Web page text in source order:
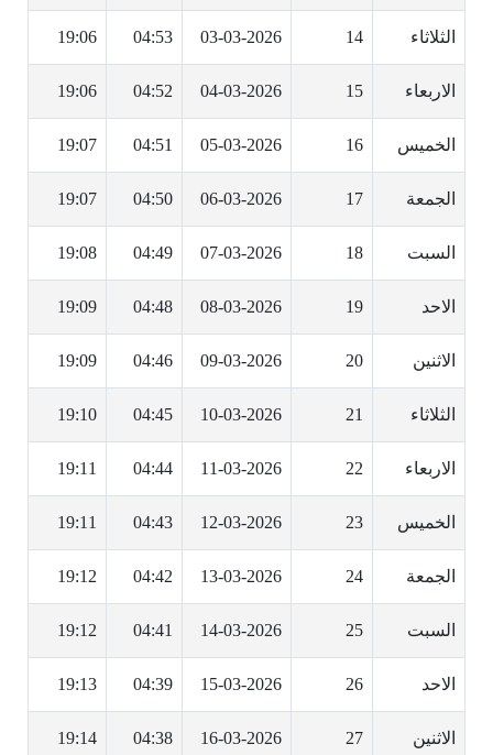
الثلاثاء 14
03-03-2026
04:53
19:06
الاربعاء 15
04-03-2026
04:52
19:06
الخميس 16
05-03-2026
04:51
19:07
الجمعة 17
06-03-2026
04:50
19:07
السبت 18
07-03-2026
04:49
19:08
الاحد 19
08-03-2026
04:48
19:09
الاثنين 20
09-03-2026
04:46
19:09
الثلاثاء 21
10-03-2026
04:45
19:10
الاربعاء 22
11-03-2026
04:44
19:11
الخميس 23
12-03-2026
04:43
19:11
الجمعة 24
13-03-2026
04:42
19:12
السبت 25
14-03-2026
04:41
19:12
الاحد 26
15-03-2026
04:39
19:13
الاثنين 27
16-03-2026
04:38
19:14